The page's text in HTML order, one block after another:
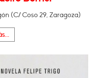
(C/ Coso 29, Zaragoza)